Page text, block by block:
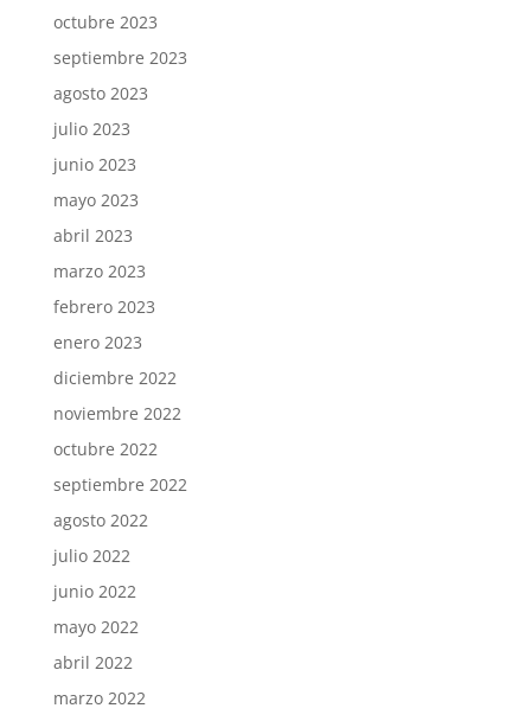
octubre 2023
septiembre 2023
agosto 2023
julio 2023
junio 2023
mayo 2023
abril 2023
marzo 2023
febrero 2023
enero 2023
diciembre 2022
noviembre 2022
octubre 2022
septiembre 2022
agosto 2022
julio 2022
junio 2022
mayo 2022
abril 2022
marzo 2022